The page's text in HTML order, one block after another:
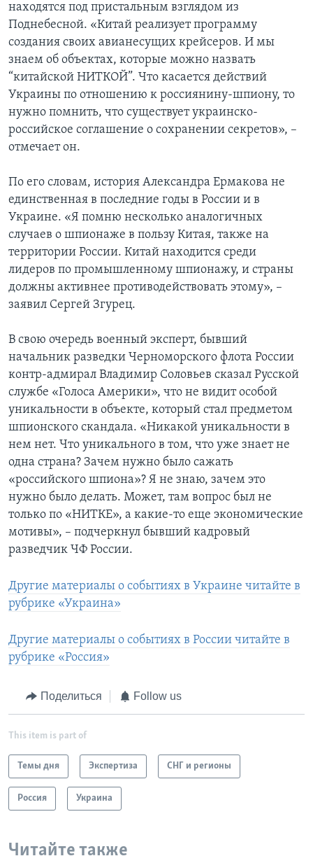
находятся под пристальным взглядом из
Поднебесной. «Китай реализует программу
создания своих авианесущих крейсеров. И мы
знаем об объектах, которые можно назвать
“китайской НИТКОЙ”. Что касается действий
Украины по отношению к россиянину-шпиону, то
нужно помнить, что существует украинско-
российское соглашение о сохранении секретов», –
отмечает он.
По его словам, история Александра Ермакова не
единственная в последние годы в России и в
Украине. «Я помню несколько аналогичных
случаев о шпионаже в пользу Китая, также на
территории России. Китай находится среди
лидеров по промышленному шпионажу, и страны
должны активнее противодействовать этому», –
заявил Сергей Згурец.
В свою очередь военный эксперт, бывший
начальник разведки Черноморского флота России
контр-адмирал Владимир Соловьев сказал Русской
службе «Голоса Америки», что не видит особой
уникальности в объекте, который стал предметом
шпионского скандала. «Никакой уникальности в
нем нет. Что уникального в том, что уже знает не
одна страна? Зачем нужно было сажать
«российского шпиона»? Я не знаю, зачем это
нужно было делать. Может, там вопрос был не
только по «НИТКЕ», а какие-то еще экономические
мотивы», – подчеркнул бывший кадровый
разведчик ЧФ России.
Другие материалы о событиях в Украине читайте в
рубрике «Украина»
Другие материалы о событиях в России читайте в
рубрике «Россия»
Поделиться Follow us
This item is part of
Темы дня Экспертиза СНГ и регионы
Россия Украина
Читайте также